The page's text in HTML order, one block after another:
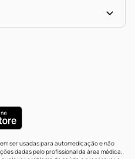
ser usadas para automedicação e não
dadas pelo profissional da área médica.